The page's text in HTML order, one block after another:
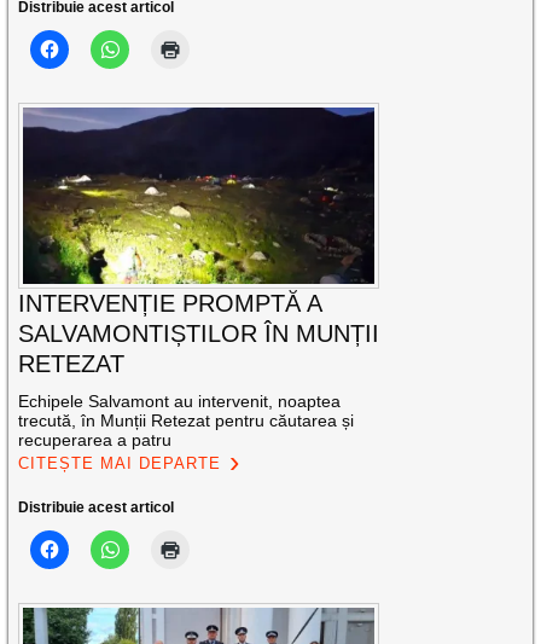
Distribuie acest articol
INTERVENȚIE PROMPTĂ A
SALVAMONTIȘTILOR ÎN MUNȚII
RETEZAT
Echipele Salvamont au intervenit, noaptea
trecută, în Munții Retezat pentru căutarea și
recuperarea a patru
CITEȘTE MAI DEPARTE
Distribuie acest articol